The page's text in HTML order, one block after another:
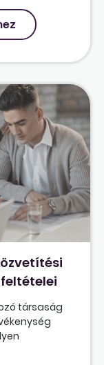
társaság